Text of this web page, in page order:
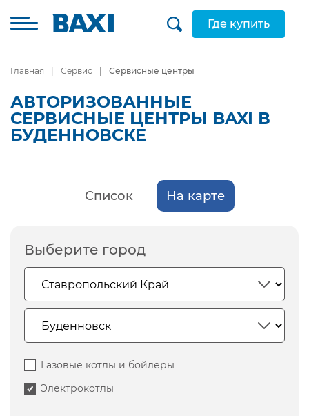
Где купить
Главная Сервис Сервисные центры
АВТОРИЗОВАННЫЕ
СЕРВИСНЫЕ ЦЕНТРЫ BAXI В
БУДЕННОВСКЕ
Список На карте
Выберите город
Газовые котлы и бойлеры
Электрокотлы